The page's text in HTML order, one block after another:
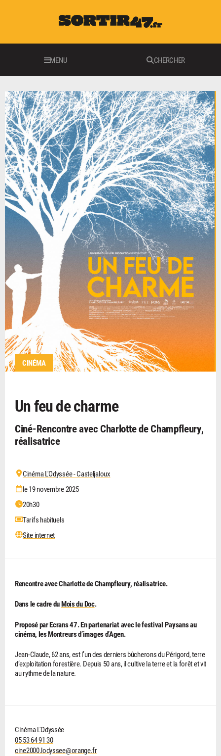
MENU CHERCHER
CINÉMA
Un feu de charme
Ciné-Rencontre avec Charlotte de Champfleury,
réalisatrice
Cinéma L'Odyssée - Casteljaloux
le 19 novembre 2025
20h30
Tarifs habituels
Site internet
Rencontre avec Charlotte de Champfleury, réalisatrice.
Dans le cadre duMois du Doc.
Proposé par Ecrans 47. En partenariat avec le festival Paysans au
cinéma, les Montreurs d’images d’Agen.
Jean-Claude, 62 ans, est l’un des derniers bûcherons du Périgord, terre
d’exploitation forestière. Depuis 50 ans, il cultive la terre et la forêt et vit
au rythme de la nature.
Cinéma L'Odyssée
05 53 64 91 30
cine2000.lodyssee@orange.fr